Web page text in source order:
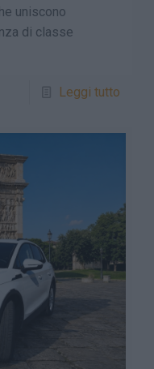
uniscono
di classe
Leggi tutto